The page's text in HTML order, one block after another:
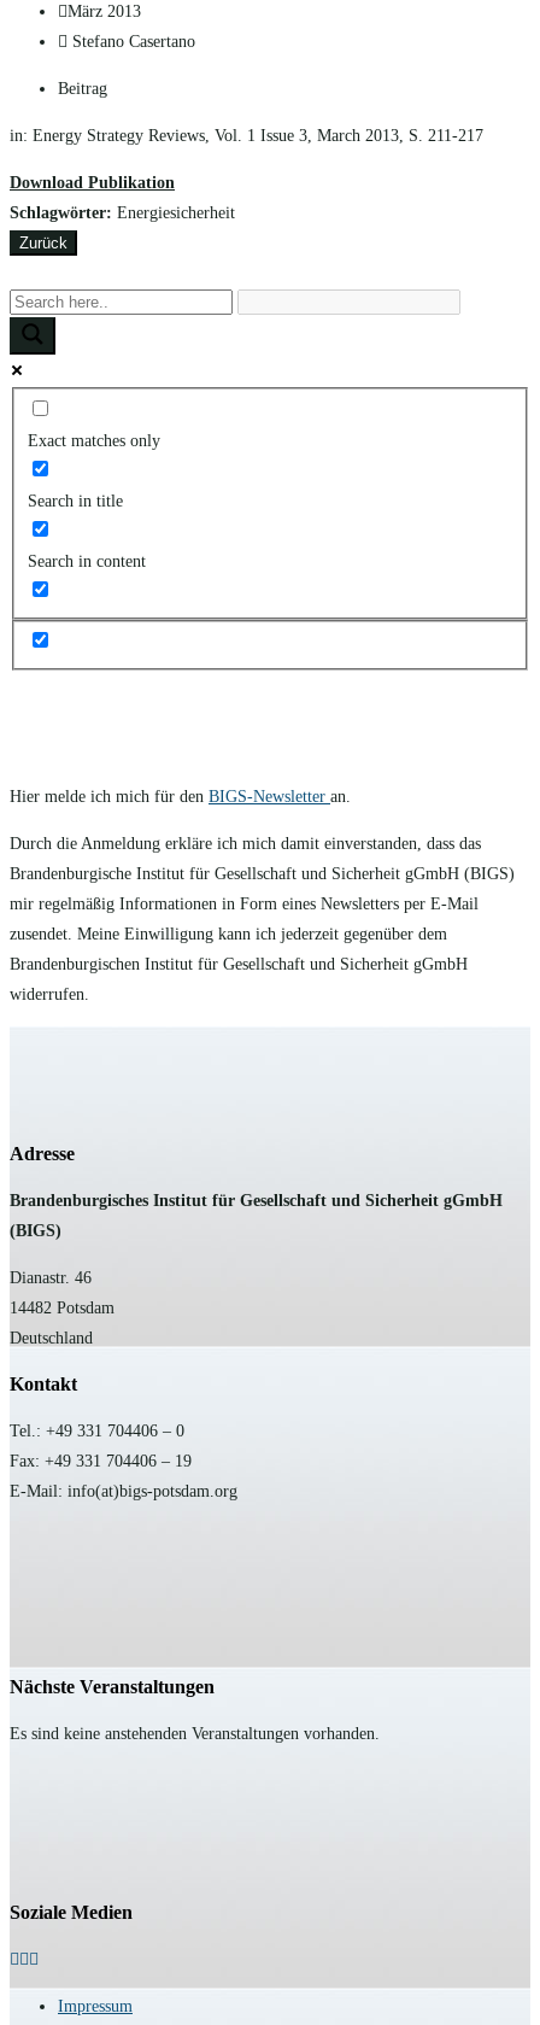
März 2013
Stefano Casertano
Beitrag
in: Energy Strategy Reviews, Vol. 1 Issue 3, March 2013, S. 211-217
Download Publikation
Schlagwörter: Energiesicherheit
Zurück
Exact matches only
Search in title
Search in content
Hier melde ich mich für den BIGS-Newsletter an.
Durch die Anmeldung erkläre ich mich damit einverstanden, dass das
Brandenburgische Institut für Gesellschaft und Sicherheit gGmbH (BIGS)
mir regelmäßig Informationen in Form eines Newsletters per E-Mail
zusendet. Meine Einwilligung kann ich jederzeit gegenüber dem
Brandenburgischen Institut für Gesellschaft und Sicherheit gGmbH
widerrufen.
Adresse
Brandenburgisches Institut für Gesellschaft und Sicherheit gGmbH
(BIGS)
Dianastr. 46
14482 Potsdam
Deutschland
Kontakt
Tel.: +49 331 704406 – 0
Fax: +49 331 704406 – 19
E-Mail: info(at)bigs-potsdam.org
Nächste Veranstaltungen
Es sind keine anstehenden Veranstaltungen vorhanden.
Soziale Medien
Impressum